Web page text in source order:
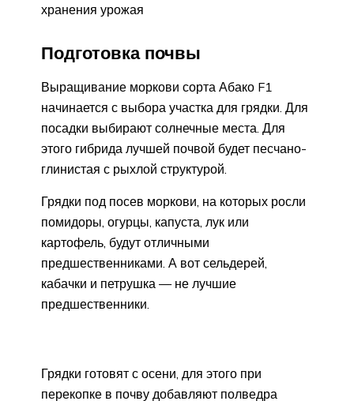
хранения урожая
Подготовка почвы
Выращивание моркови сорта Абако F1
начинается с выбора участка для грядки. Для
посадки выбирают солнечные места. Для
этого гибрида лучшей почвой будет песчано-
глинистая с рыхлой структурой.
Грядки под посев моркови, на которых росли
помидоры, огурцы, капуста, лук или
картофель, будут отличными
предшественниками. А вот сельдерей,
кабачки и петрушка — не лучшие
предшественники.
Грядки готовят с осени, для этого при
перекопке в почву добавляют полведра